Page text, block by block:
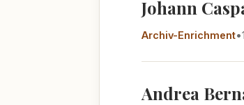
Johann
Archiv-Enrichment•
Andrea